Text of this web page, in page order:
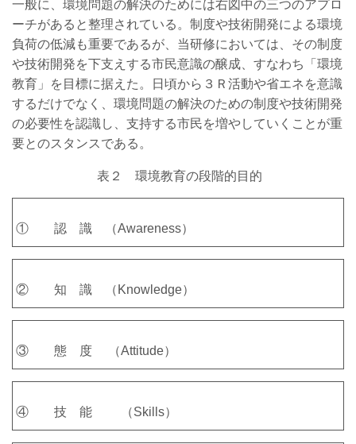
一般に、環境問題の解決のためには右図中の三つのアプロ
ーチがあると整理されている。制度や技術開発による環境
負荷の低減も重要であるが、当研修においては、その制度
や技術開発を下支えする市民意識の醸成、すなわち「環境
教育」を目標に据えた。日頃から３Ｒ活動や省エネを意識
するだけでなく、環境問題の解決のための制度や技術開発
の必要性を認識し、支持する市民を増やしていくことが重
要とのスタンスである。
表２ 環境教育の段階的目的
① 認 識 （Awareness）
② 知 識 （Knowledge）
③ 態 度 （Attitude）
④ 技 能 （Skills）